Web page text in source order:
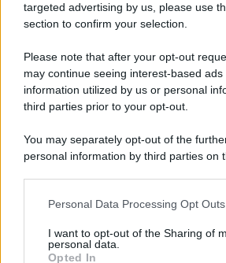
targeted advertising by us, please use
section to confirm your selection.
Please note that after your opt-out
may continue seeing interest-based
information utilized by us or personal
third parties prior to your opt-out.
You may separately opt-out of the
personal information by third parties on
This information may also be disclosed
disclose it to other third parties.
Personal Data Processing Opt Outs
I want to opt-out of the Sharing of
personal data.
Opted In
© 2026 - Pianeta Design - P.IVA
Registrata Al Tribunale Di Nocera
ISCRIZIONE AL ROC N. 35792 –
(ASSOCIAZIONE NAZIONALE
PREFERENZE